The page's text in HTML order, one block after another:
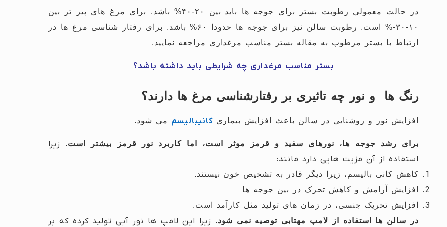
در حالت معمولی رطوبت بستر برای جوجه ها باید بین ۲۰-۴۰% باشد.
برای مرغ های پیر تر بین
۱۰-۳۰-% است.
رطوبت سالن نیز برای جوجه ها حدودا ۶۰% باشد.
برای رفتار شناسی مرغ ها در
ارتباط با بستر مرطوب به مقاله بستر مناسب مرغداری مراجعه نمایید.
بستر مناسب مرغداری چه شرایطی باید داشته باشد؟
رنگ ها و نور چه تاثیری بر رفتارشناسی مرغ ها دارند؟
افزایش نور و روشنایی در سالن باعث افزایش بیماری کانیبالیسم می شود.
برای رشد جوجه ها، نورهای سفید و قرمز موثر است، اما کاربرد نور قرمز بیشتر است.
زیرا
استفاده از آن مزیت هایی دارد مانند:
کاهش کانی بالیسم، زیرا دیگر قادر به تشخیص خون نیستند.
افزایش آرامش و کاهش تحرک در بین جوجه ها
افزایش تحریک جنسی، در زمان های تولید مثل کارآمد است.
در سالن ها استفاده از لامپ مهتابی توصیه نمی شود.
زیرا این لامپ ها نور آبی تولید کرده که بر